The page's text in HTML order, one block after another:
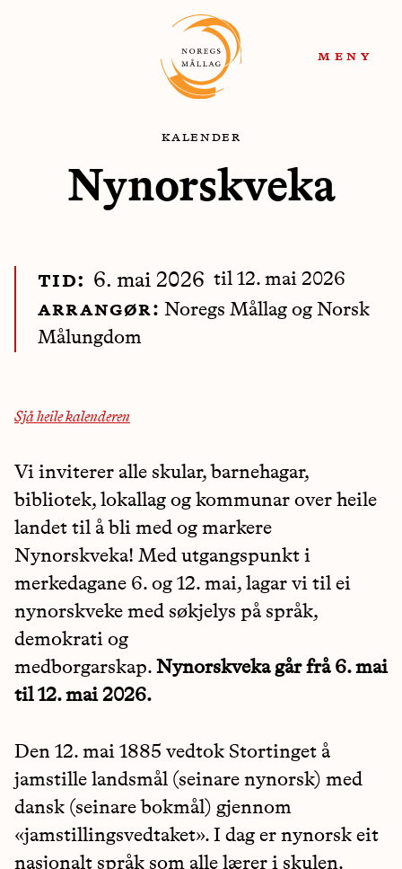
meny
kalender
Nynorskveka
tid: 6. mai 2026 til 12. mai 2026
arrangør: Noregs Mållag og Norsk
Målungdom
Sjå heile kalenderen
Vi inviterer alle skular, barnehagar,
bibliotek, lokallag og kommunar over heile
landet til å bli med og markere
Nynorskveka! Med utgangspunkt i
merkedagane 6. og 12. mai, lagar vi til ei
nynorskveke med søkjelys på språk,
demokrati og
medborgarskap. Nynorskveka går frå 6. mai
til 12. mai 2026.
Den 12. mai 1885 vedtok Stortinget å
jamstille landsmål (seinare nynorsk) med
dansk (seinare bokmål) gjennom
«jamstillingsvedtaket». I dag er nynorsk eit
nasjonalt språk som alle lærer i skulen.